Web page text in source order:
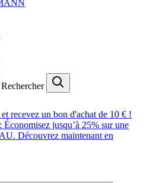
Rechercher
recevez un bon d'achat de 10 € !
jusqu’à 25% sur une
Découvrez maintenant en